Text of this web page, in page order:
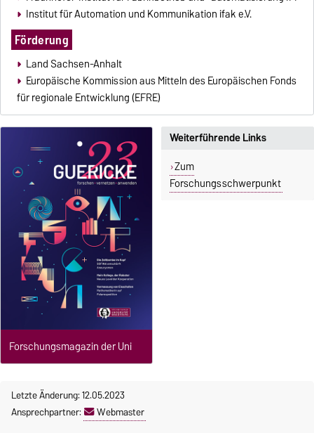
Institut für Automation und Kommunikation ifak e.V.
Förderung
Land Sachsen-Anhalt
Europäische Kommission aus Mitteln des Europäischen Fonds
für regionale Entwicklung (EFRE)
Forschungsmagazin der Uni
Weiterführende Links
Zum
Forschungsschwerpunkt
Letzte Änderung: 12.05.2023
Ansprechpartner:
Webmaster